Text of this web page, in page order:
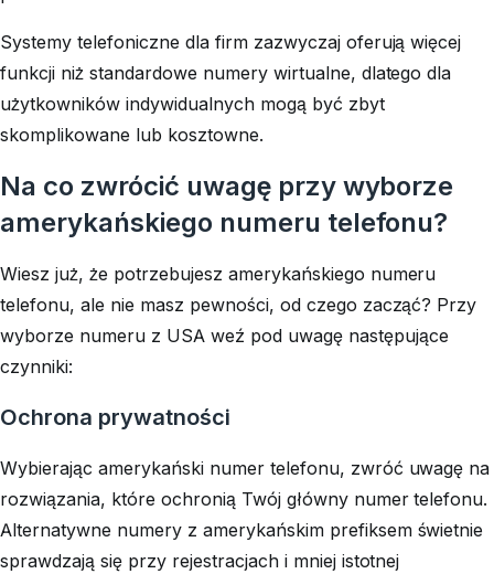
Systemy telefoniczne dla firm zazwyczaj oferują więcej
funkcji niż standardowe numery wirtualne, dlatego dla
użytkowników indywidualnych mogą być zbyt
skomplikowane lub kosztowne.
Na co zwrócić uwagę przy wyborze
amerykańskiego numeru telefonu?
Wiesz już, że potrzebujesz amerykańskiego numeru
telefonu, ale nie masz pewności, od czego zacząć? Przy
wyborze numeru z USA weź pod uwagę następujące
czynniki:
Ochrona prywatności
Wybierając amerykański numer telefonu, zwróć uwagę na
rozwiązania, które ochronią Twój główny numer telefonu.
Alternatywne numery z amerykańskim prefiksem świetnie
sprawdzają się przy rejestracjach i mniej istotnej